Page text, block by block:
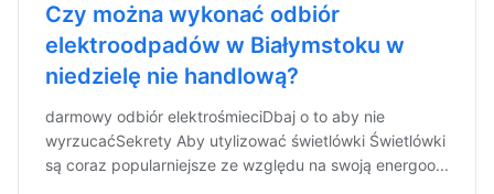
Czy można wykonać odbiór
elektroodpadów w Białymstoku w
niedzielę nie handlową?
darmowy odbiór elektrośmieciDbaj o to aby nie
wyrzucaćSekrety Aby utylizować świetlówki Świetlówki
są coraz popularniejsze ze względu na swoją energoo...